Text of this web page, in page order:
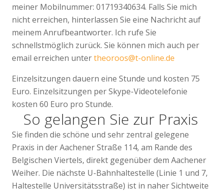
meiner Mobilnummer: 01719340634. Falls Sie mich
nicht erreichen, hinterlassen Sie eine Nachricht auf
meinem Anrufbeantworter. Ich rufe Sie
schnellstmöglich zurück. Sie können mich auch per
email erreichen untertheoroos@t-online.de
Einzelsitzungen dauern eine Stunde und kosten 75
Euro. Einzelsitzungen per Skype-Videotelefonie
kosten 60 Euro pro Stunde.
So gelangen Sie zur Praxis
Sie finden die schöne und sehr zentral gelegene
Praxis in der Aachener Straße 114, am Rande des
Belgischen Viertels, direkt gegenüber dem Aachener
Weiher. Die nächste U-Bahnhaltestelle (Linie 1 und 7,
Haltestelle Universitätsstraße) ist in naher Sichtweite